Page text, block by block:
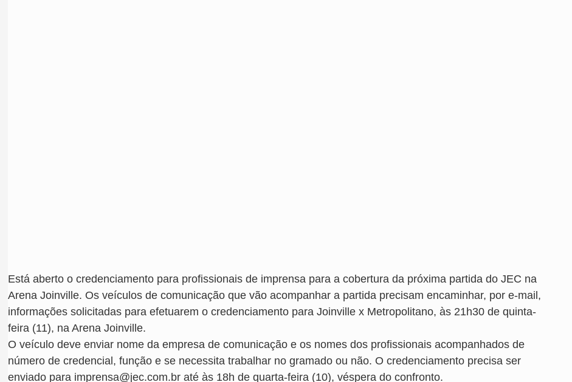
Está aberto o credenciamento para profissionais de imprensa para a cobertura da próxima partida do JEC na
Arena Joinville. Os veículos de comunicação que vão acompanhar a partida precisam encaminhar, por e-mail,
informações solicitadas para efetuarem o credenciamento para Joinville x Metropolitano, às 21h30 de quinta-
feira (11), na Arena Joinville.
O veículo deve enviar nome da empresa de comunicação e os nomes dos profissionais acompanhados de
número de credencial, função e se necessita trabalhar no gramado ou não. O credenciamento precisa ser
enviado para imprensa@jec.com.br até às 18h de quarta-feira (10), véspera do confronto.